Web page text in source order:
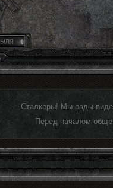
Сталкеры! Мы рады
Перед началом